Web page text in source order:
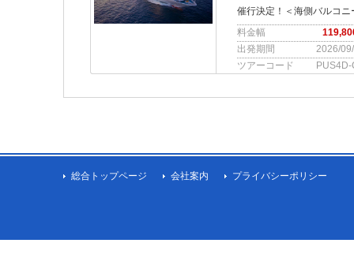
催行決定！＜海側バルコ
料金幅
出発期間
2026/
ツアーコード
総合トップページ 会社案内 プライバシーポリシー